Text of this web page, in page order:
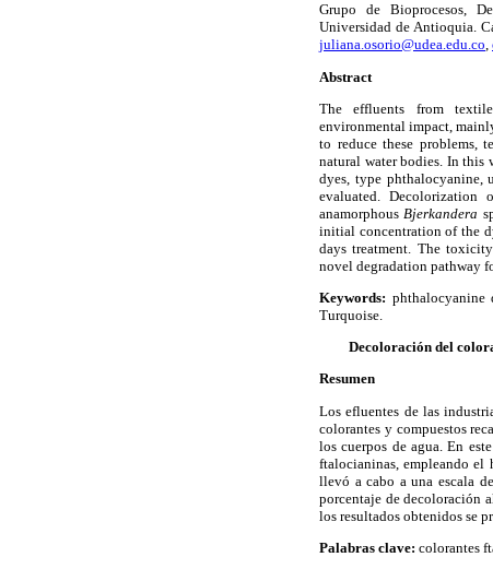
Grupo de Bioprocesos,
Universidad de Antioquia.
juliana.osorio@udea.edu.co,
Abstract
The effluents from
environmental impact,
to reduce these problems,
natural water bodies. In this
dyes, type phthalocyanine,
evaluated.Decolorization
anamorphous Bjerkandera
initial concentration of the
days treatment. The
novel degradation pathway
Keywords: phthalocyanine
Turquoise.
Decoloración del
Resumen
Los efluentes de las
colorantes y compuestos
los cuerpos de agua. En
ftalocianinas, empleando el
llevó a cabo a una escala
porcentaje de decoloración
los resultados obtenidos se
Palabras clave: colorantes